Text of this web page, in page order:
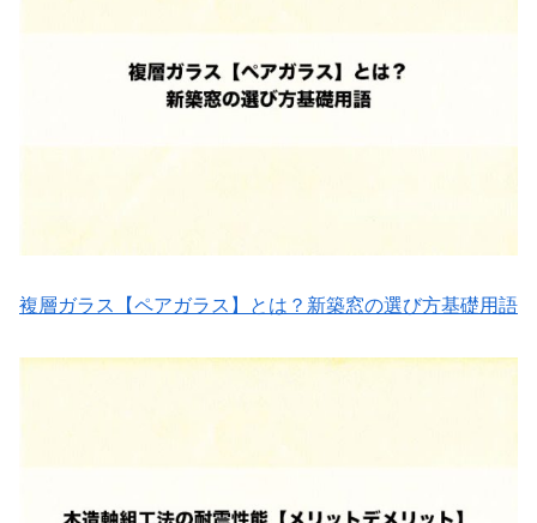
複層ガラス【ペアガラス】とは？新築窓の選び方基礎用語